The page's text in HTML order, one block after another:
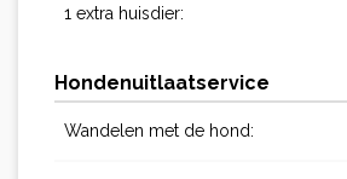
1 extra huisdier:
Hondenuitlaatservice
Wandelen met de hond: